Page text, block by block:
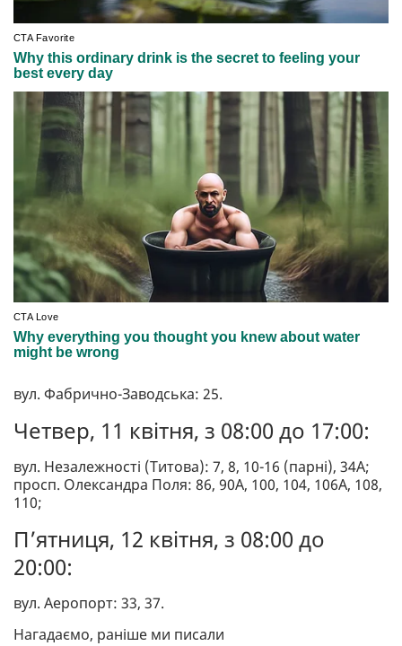
вул. Фабрично-Заводська: 25.
Четвер, 11 квітня, з 08:00 до 17:00:
вул. Незалежності (Титова): 7, 8, 10-16 (парні), 34А;
просп. Олександра Поля: 86, 90А, 100, 104, 106А, 108,
110;
П’ятниця, 12 квітня, з 08:00 до
20:00:
вул. Аеропорт: 33, 37.
Нагадаємо, раніше ми писали